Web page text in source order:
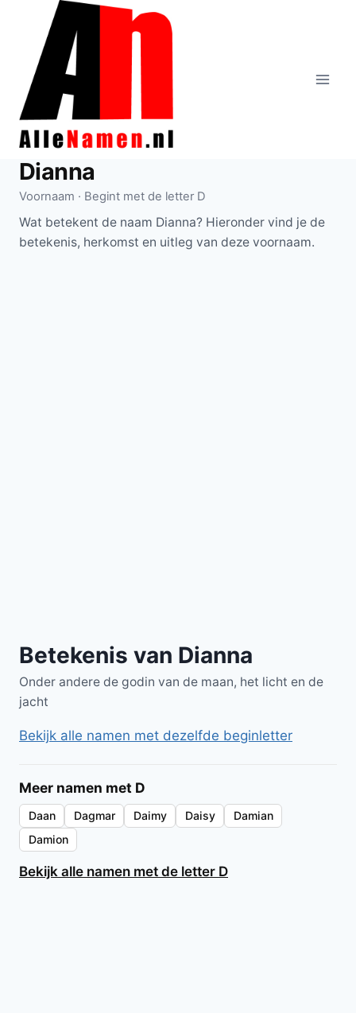
Doorgaan
inhoud
Dianna
Voornaam · Begint met de letter D
Wat betekent de naam Dianna? Hieronder vind je de
betekenis, herkomst en uitleg van deze voornaam.
Betekenis van Dianna
Onder andere de godin van de maan, het licht en de
jacht
Bekijk alle namen met dezelfde beginletter
Meer namen met D
Daan Dagmar Daimy Daisy
Damian
Damion
Bekijk alle namen met de letter D